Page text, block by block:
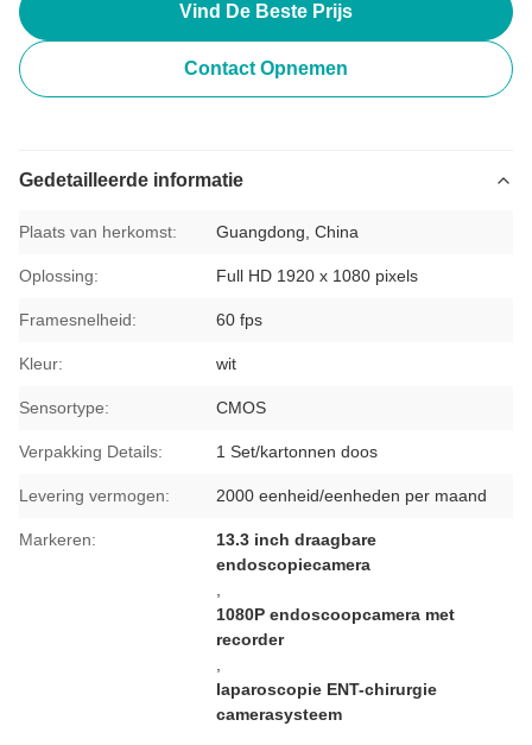
Vind De Beste Prijs
Contact Opnemen
Gedetailleerde informatie
Plaats van herkomst: Guangdong, China
Oplossing: Full HD 1920 x 1080 pixels
Framesnelheid: 60 fps
Kleur: wit
Sensortype: CMOS
Verpakking Details: 1 Set/kartonnen doos
Levering vermogen: 2000 eenheid/eenheden per maand
Markeren:
13.3 inch draagbare
endoscopiecamera
1080P endoscoopcamera met
recorder
laparoscopie ENT-chirurgie
camerasysteem